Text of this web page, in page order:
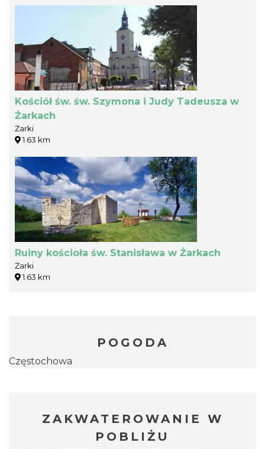
Kościół św. św. Szymona i Judy Tadeusza w
Żarkach
Żarki
1.63 km
Ruiny kościoła św. Stanisława w Żarkach
Żarki
1.63 km
POGODA
Częstochowa
ZAKWATEROWANIE W
POBLIŻU